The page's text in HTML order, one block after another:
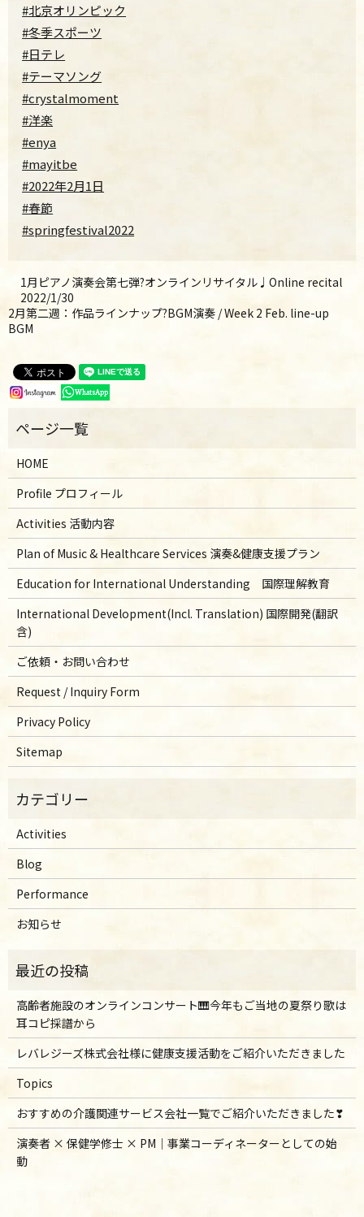
#北京オリンピック
#冬季スポーツ
#日テレ
#テーマソング
#crystalmoment
#洋楽
#enya
#mayitbe
#2022年2月1日
#春節
#springfestival2022
1月ピアノ演奏会第七弾?オンラインリサイタル♩Online recital
2022/1/30
2月第二週：作品ラインナップ?BGM演奏 / Week 2 Feb. line-up
BGM
HOME
Profile プロフィール
Activities 活動内容
Plan of Music & Healthcare Services 演奏&健康支援プラン
Education for International Understanding 国際理解教育
International Development(Incl. Translation) 国際開発(翻訳
含)
ご依頼・お問い合わせ
Request / Inquiry Form
Privacy Policy
Sitemap
Activities
Blog
Performance
お知らせ
高齢者施設のオンラインコンサート🎹今年もご当地の夏祭り歌は
耳コピ採譜から
レバレジーズ株式会社様に健康支援活動をご紹介いただきました
Topics
おすすめの介護関連サービス会社一覧でご紹介いただきました❣
演奏者 × 保健学修士 × PM｜事業コーディネーターとしての始
動